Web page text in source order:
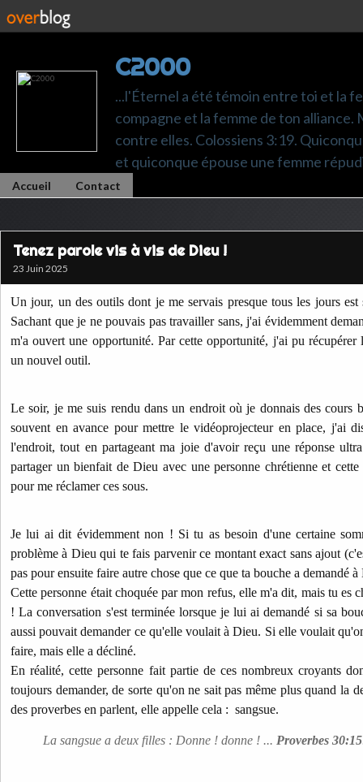
C2000
...l'Éternel a été témoin entre toi et la
compagne et la femme de ton alliance.
contre elles. Colossiens 3:19.
et quiconque épouse une femme
Accueil Contact
Tenez parole vis à vis de Dieu !
23 Juin 2025
Un jour, un des outils dont je me servais presque tous les jours est
Sachant que je ne pouvais pas travailler sans, j'ai évidemment
m'a ouvert une opportunité. Par cette opportunité, j'ai pu récupérer
un nouvel outil.
Le soir, je me suis rendu dans un endroit où je donnais des cours
souvent en avance pour mettre le vidéoprojecteur en place, j'ai
l'endroit, tout en partageant ma joie d'avoir reçu une réponse
partager un bienfait de Dieu avec une personne chrétienne et
pour me réclamer ces sous.
Je lui ai dit évidemment non ! Si tu as besoin d'une certaine
problème à Dieu qui te fais parvenir ce montant exact sans ajout
pas pour ensuite faire autre chose que ce que ta bouche a demandé
Cette personne était choquée par mon refus, elle m'a dit, mais tu es
! La conversation s'est terminée lorsque je lui ai demandé si sa
aussi pouvait demander ce qu'elle voulait à Dieu. Si elle voulait
faire, mais elle a décliné.
En réalité, cette personne fait partie de ces nombreux croyants
toujours demander, de sorte qu'on ne sait pas même plus quand la
des proverbes en parlent, elle appelle cela : sangsue.
La sangsue a deux filles : Donne ! donne ! ... Proverbes 30:15